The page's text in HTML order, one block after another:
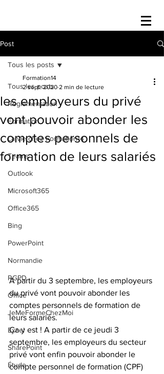
Post
Tous les posts
Réglementation
Formation
La vie chez Formation14
Teams
Outlook
Microsoft365
Office365
Bing
PowerPoint
Normandie
RGPD
Office
JeMeFormeChezMoi
Excel
SharePoint
Étude
Tous les posts
les employeurs du privé
vont pouvoir abonder les
comptes personnels de
formation de leurs salariés
Formation14
2 sept. 2020 2 min de lecture
A partir du 3 septembre, les employeurs
du privé vont pouvoir abonder les
comptes personnels de formation de
leurs salariés.
Ça y est ! A partir de ce jeudi 3
septembre, les employeurs du secteur
privé vont enfin pouvoir abonder le
compte personnel de formation (CPF)